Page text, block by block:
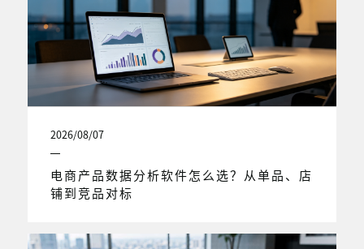
2026/08/07
电商产品数据分析软件怎么选？从单品、店
铺到竞品对标